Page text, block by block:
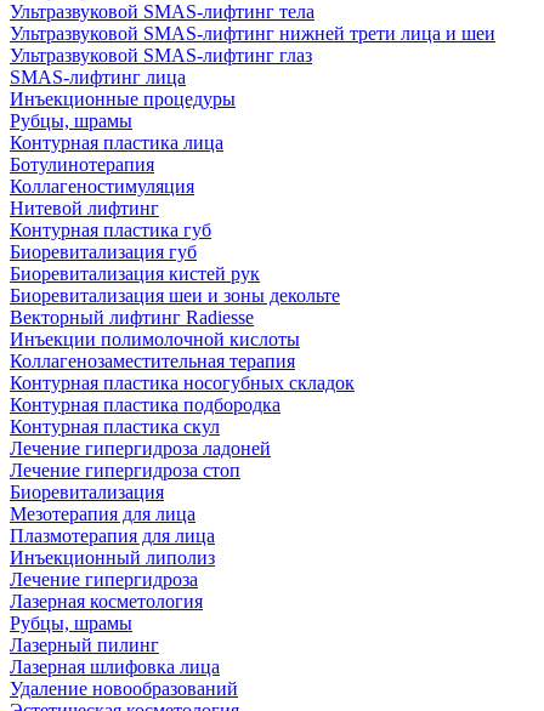
Ультразвуковой SMAS-лифтинг тела
Ультразвуковой SMAS-лифтинг нижней трети лица и шеи
Ультразвуковой SMAS-лифтинг глаз
SMAS-лифтинг лица
Инъекционные процедуры
Рубцы, шрамы
Контурная пластика лица
Ботулинотерапия
Коллагеностимуляция
Нитевой лифтинг
Контурная пластика губ
Биоревитализация губ
Биоревитализация кистей рук
Биоревитализация шеи и зоны декольте
Векторный лифтинг Radiesse
Инъекции полимолочной кислоты
Коллагенозаместительная терапия
Контурная пластика носогубных складок
Контурная пластика подбородка
Контурная пластика скул
Лечение гипергидроза ладоней
Лечение гипергидроза стоп
Биоревитализация
Мезотерапия для лица
Плазмотерапия для лица
Инъекционный липолиз
Лечение гипергидроза
Лазерная косметология
Рубцы, шрамы
Лазерный пилинг
Лазерная шлифовка лица
Удаление новообразований